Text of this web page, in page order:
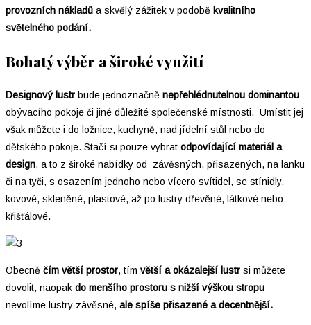
provozních nákladů a skvělý zážitek v podobě kvalitního
světelného podání.
Bohatý výběr a široké využití
Designový lustr bude jednoznačně nepřehlédnutelnou dominantou
obývacího pokoje či jiné důležité společenské místnosti. Umístit jej
však můžete i do ložnice, kuchyně, nad jídelní stůl nebo do
dětského pokoje. Stačí si pouze vybrat odpovídající materiál a
design, a to z široké nabídky od závěsných, přisazených, na lanku
či na tyči, s osazením jednoho nebo vícero svítidel, se stínidly,
kovové, skleněné, plastové, až po lustry dřevěné, látkové nebo
křišťálové.
Obecně čím větší prostor, tím větší a okázalejší lustr si můžete
dovolit, naopak do menšího prostoru s nižší výškou stropu
nevolíme lustry závěsné, ale spíše přisazené a decentnější.